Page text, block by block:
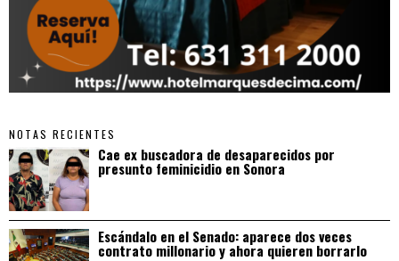
NOTAS RECIENTES
Cae ex buscadora de desaparecidos por
presunto feminicidio en Sonora
Escándalo en el Senado: aparece dos veces
contrato millonario y ahora quieren borrarlo